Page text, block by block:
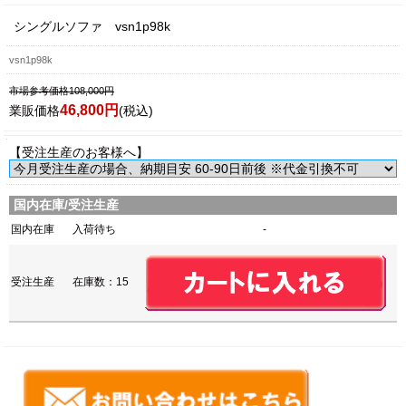
シングルソファ vsn1p98k
vsn1p98k
市場参考価格108,000円
業販価格46,800円(税込)
【受注生産のお客様へ】
国内在庫/受注生産
国内在庫 入荷待ち -
受注生産 在庫数：15